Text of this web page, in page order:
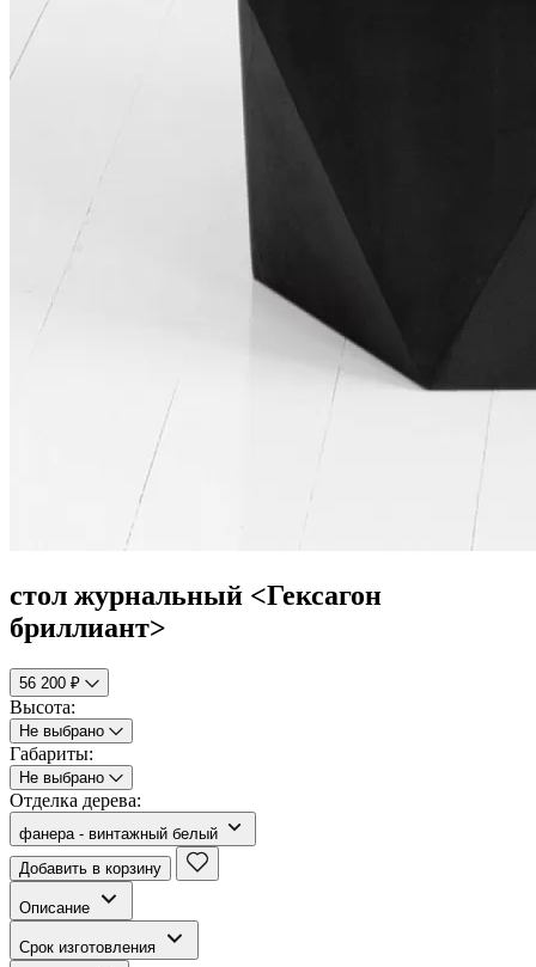
стол журнальный <Гексагон
бриллиант>
56 200 ₽
Высота:
Не выбрано
Габариты:
Не выбрано
Отделка дерева:
фанера - винтажный белый
Добавить в корзину
Описание
Срок изготовления